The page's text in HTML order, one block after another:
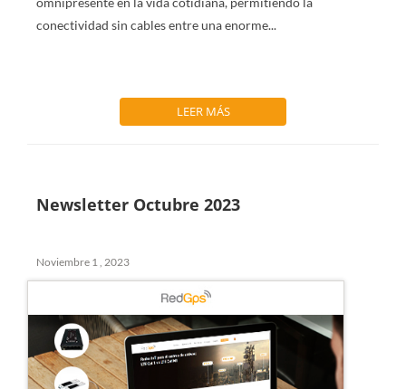
conectividad sin cables entre una enorme...
LEER MÁS
Newsletter Octubre 2023
Noviembre 1 , 2023